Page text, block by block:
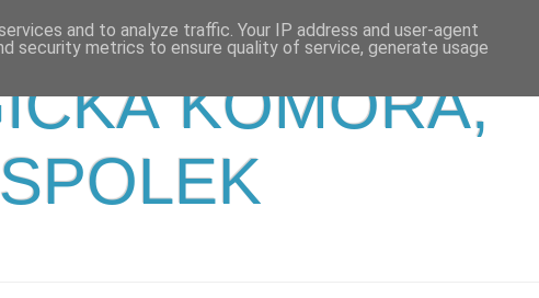
KOMORA,
and to analyze traffic. Your IP address and user-agent
security metrics to ensure quality of service, generate usage